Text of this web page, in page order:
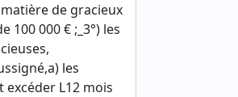
de gracieux
000 € ;_3°) les
les
L12 mois